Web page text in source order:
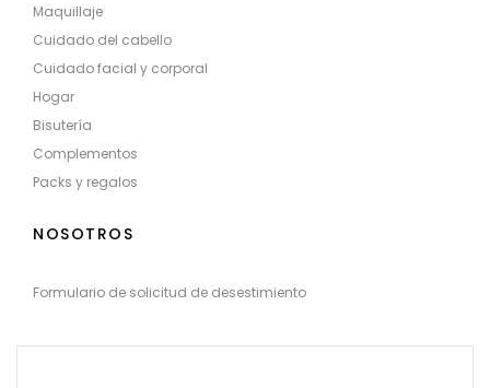
Maquillaje
Cuidado del cabello
Cuidado facial y corporal
Hogar
Bisutería
Complementos
Packs y regalos
NOSOTROS
Formulario de solicitud de desestimiento